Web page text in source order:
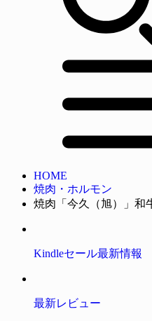
HOME
焼肉・ホルモン
焼肉「今久（旭）」和
Kindleセール最新情報
最新レビュー